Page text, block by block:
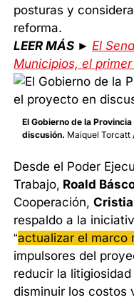
posturas y
reforma.
LEER MÁS ► El
Municipios, el
El Gobierno de la
discusión. Maiquel Torcatt
Desde el Poder
Trabajo, Roald
Cooperación,
respaldo a la
“actualizar el marco
impulsores del
reducir la
disminuir los costos